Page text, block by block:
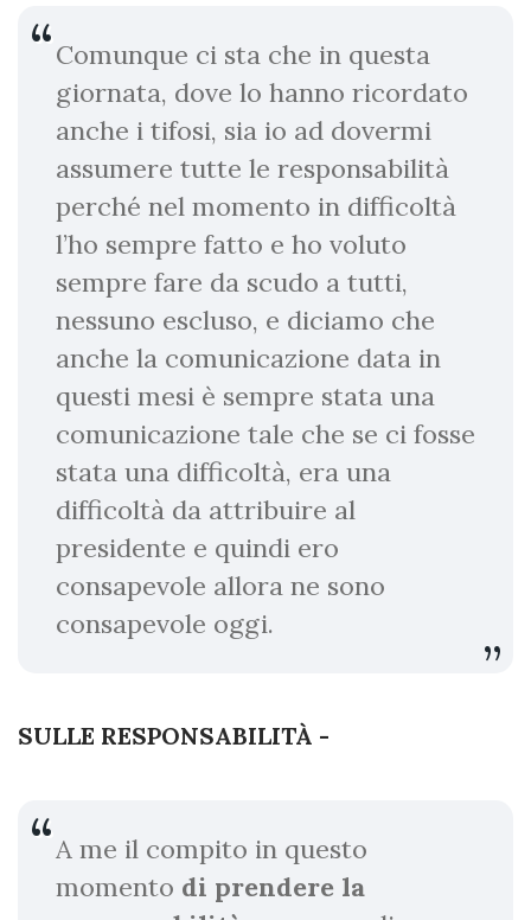
Comunque ci sta che in questa
giornata, dove lo hanno ricordato
anche i tifosi, sia io ad dovermi
assumere tutte le responsabilità
perché nel momento in difficoltà
l’ho sempre fatto e ho voluto
sempre fare da scudo a tutti,
nessuno escluso, e diciamo che
anche la comunicazione data in
questi mesi è sempre stata una
comunicazione tale che se ci fosse
stata una difficoltà, era una
difficoltà da attribuire al
presidente e quindi ero
consapevole allora ne sono
consapevole oggi.
SULLE RESPONSABILITÀ -
A me il compito in questo
momento di prendere la